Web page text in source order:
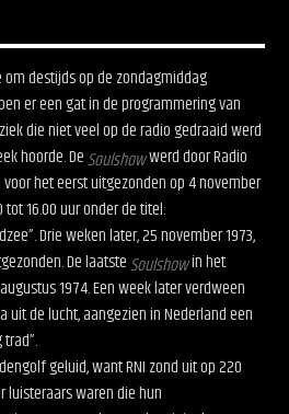
om destijds op de zondagmiddag
er een gat in de programmering van
die niet veel op de radio gedraaid werd
hoorde. DeSoulshowwerd door Radio
het eerst uitgezonden op 4 november
16.00 uur onder de titel:
Drie weken later, 25 november 1973,
De laatsteSoulshowin het
1974. Een week later verdween
uit de lucht, aangezien in Nederland een
geluid, want RNI zond uit op 220
luisteraars waren die hun